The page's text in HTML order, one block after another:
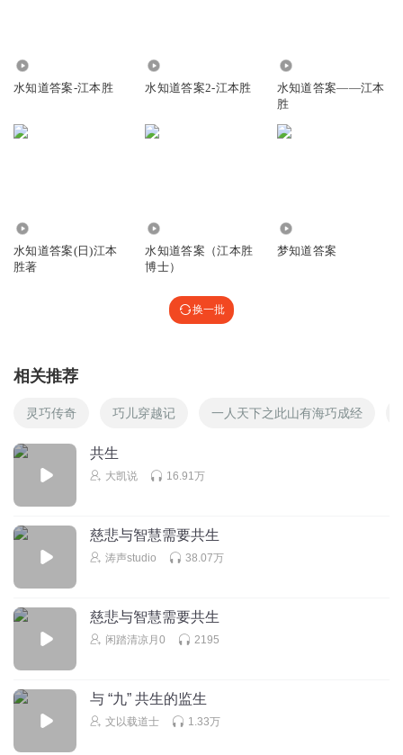
水知道答案-江本胜 水知道答案2-江本胜
水知道答案——江本
胜
水知道答案(日)江本
胜著
水知道答案（江本胜
博士）
梦知道答案
换一批
相关推荐
灵巧传奇 巧儿穿越记 一人天下之此山有海巧成经
共生
大凯说 16.91万
慈悲与智慧需要共生
涛声studio 38.07万
慈悲与智慧需要共生
闲踏清凉月0 2195
与 “九” 共生的监生
文以载道士 1.33万